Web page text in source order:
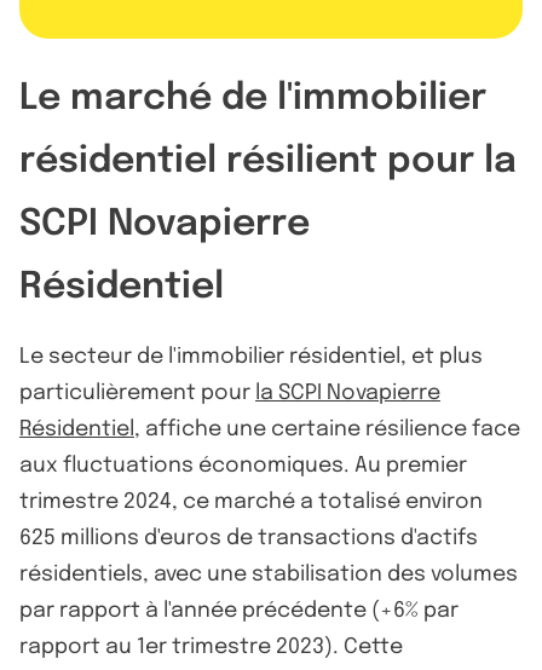
Le marché de l'immobilier
résidentiel résilient pour la
SCPI Novapierre
Résidentiel
Le secteur de l'immobilier résidentiel, et plus
particulièrement pour la SCPI Novapierre
Résidentiel , affiche une certaine résilience face
aux fluctuations économiques. Au premier
trimestre 2024, ce marché a totalisé environ
625 millions d'euros de transactions d'actifs
résidentiels, avec une stabilisation des volumes
par rapport à l'année précédente (+6% par
rapport au 1er trimestre 2023). Cette